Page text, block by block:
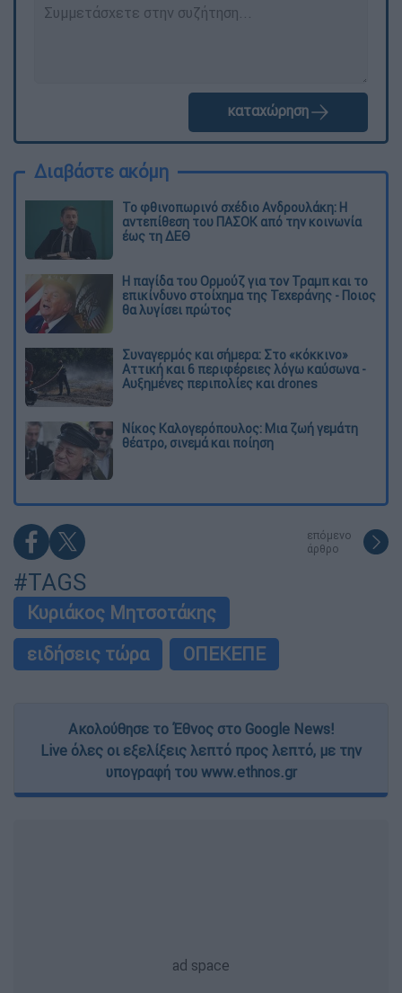
καταχώρηση
Διαβάστε ακόμη
Το φθινοπωρινό σχέδιο Ανδρουλάκη: Η
αντεπίθεση του ΠΑΣΟΚ από την κοινωνία
έως τη ΔΕΘ
Η παγίδα του Ορμούζ για τον Τραμπ και το
επικίνδυνο στοίχημα της Τεχεράνης - Ποιος
θα λυγίσει πρώτος
Συναγερμός και σήμερα: Στο «κόκκινο»
Αττική και 6 περιφέρειες λόγω καύσωνα -
Αυξημένες περιπολίες και drones
Νίκος Καλογερόπουλος: Μια ζωή γεμάτη
θέατρο, σινεμά και ποίηση
επόμενο
άρθρο
#TAGS
Κυριάκος Μητσοτάκης
ειδήσεις τώρα
ΟΠΕΚΕΠΕ
Ακολούθησε το Έθνος στο Google News!
Live όλες οι εξελίξεις λεπτό προς λεπτό, με την
υπογραφή του www.ethnos.gr